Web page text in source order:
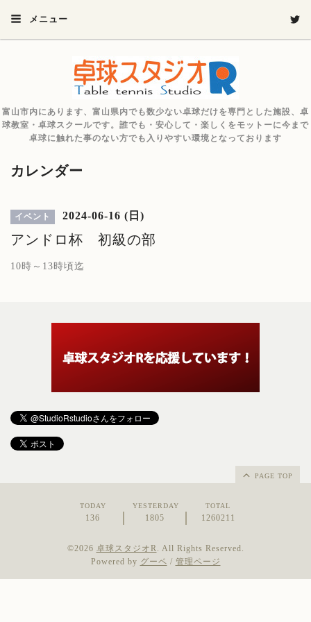
メニュー
富山市内にあります、富山県内でも数少ない卓球だけを専門とした施設、卓
球教室・卓球スクールです。誰でも・安心して・楽しくをモットーに今まで
卓球に触れた事のない方でも入りやすい環境となっております
カレンダー
イベント 2024-06-16 (日)
アンドロ杯 初級の部
10時～13時頃迄
PAGE TOP
TODAY
136
YESTERDAY
1805
TOTAL
1260211
©2026 卓球スタジオR. All Rights Reserved.
Powered by グーペ / 管理ページ